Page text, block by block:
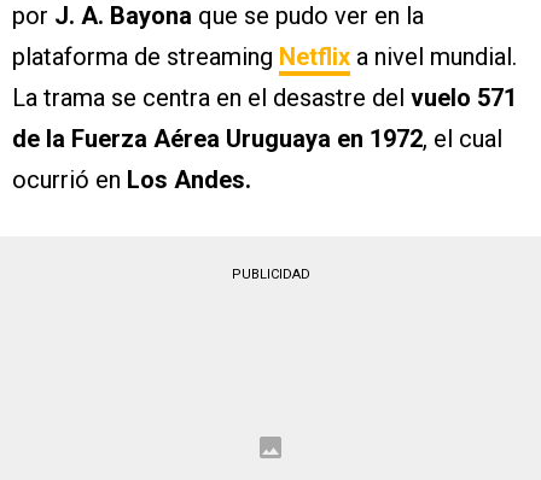
por J. A. Bayona que se pudo ver en la
plataforma de streaming Netflix a nivel mundial.
La trama se centra en el desastre del vuelo 571
de la Fuerza Aérea Uruguaya en 1972, el cual
ocurrió en Los Andes.
PUBLICIDAD